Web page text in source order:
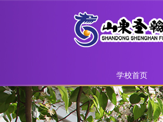
学校首页